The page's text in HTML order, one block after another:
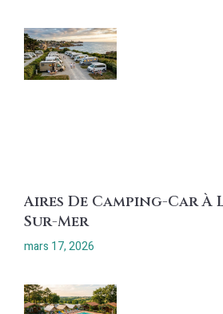
Aires De Camping-Car À
Sur-Mer
mars 17, 2026